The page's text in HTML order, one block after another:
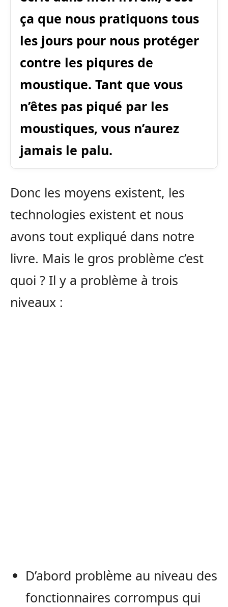
ça que nous pratiquons tous
les jours pour nous protéger
contre les piqures de
moustique. Tant que vous
n’êtes pas piqué par les
moustiques, vous n’aurez
jamais le palu.
Donc les moyens existent, les
technologies existent et nous
avons tout expliqué dans notre
livre. Mais le gros problème c’est
quoi ? Il y a problème à trois
niveaux :
D’abord problème au niveau des
fonctionnaires corrompus qui